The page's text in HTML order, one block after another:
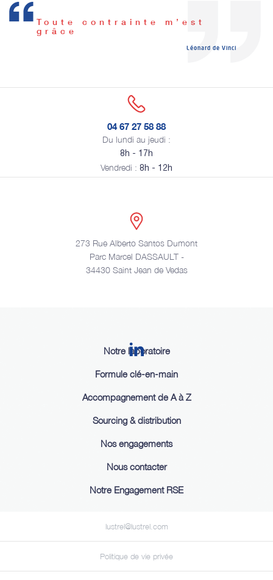
Toute contrainte m’est
grâce
Léonard de Vinci
04 67 27 58 88
Du lundi au jeudi :
8h - 17h
Vendredi : 8h - 12h
273 Rue Alberto Santos Dumont
Parc Marcel DASSAULT -
34430 Saint Jean de Vedas
Notre laboratoire
Formule clé-en-main
Accompagnement de A à Z
Sourcing & distribution
Nos engagements
Nous contacter
Notre Engagement RSE
lustrel@lustrel.com
Politique de vie privée